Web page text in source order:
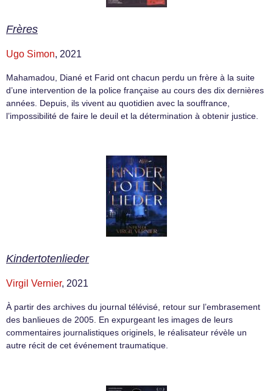
Frères
Ugo Simon, 2021
Mahamadou, Diané et Farid ont chacun perdu un frère à la suite
d’une intervention de la police française au cours des dix dernières
années. Depuis, ils vivent au quotidien avec la souffrance,
l’impossibilité de faire le deuil et la détermination à obtenir justice.
Kindertotenlieder
Virgil Vernier, 2021
À partir des archives du journal télévisé, retour sur l’embrasement
des banlieues de 2005. En expurgeant les images de leurs
commentaires journalistiques originels, le réalisateur révèle un
autre récit de cet événement traumatique.